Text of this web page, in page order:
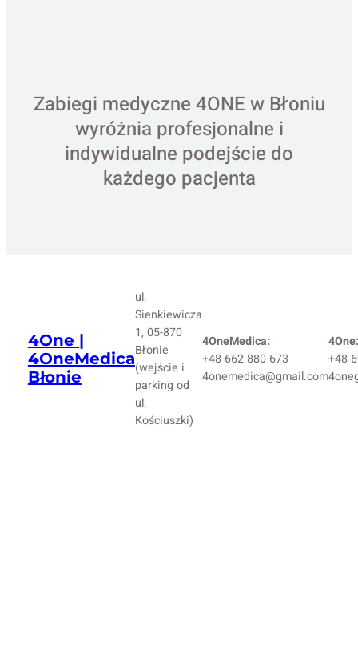
Zabiegi medyczne 4ONE w Błoniu
wyróżnia profesjonalne i
indywidualne podejście do
każdego pacjenta
4One |
4OneMedica
Błonie
ul.
Sienkiewicza
1, 05-870
Błonie
(wejście i
parking od
ul.
Kościuszki)
4OneMedica:
+48 662 880 673
4onemedica@gmail.com
4One:
+48